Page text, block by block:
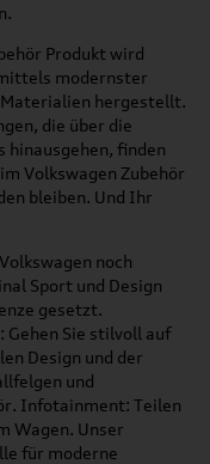
Produkt wird
modernster
hergestellt.
die über die
hinausgehen, finden
Volkswagen Zubehör
bleiben. Und Ihr
noch
Sport und Design
gesetzt.
Sie stilvoll auf
Design und der
und
Infotainment: Teilen
Wagen. Unser
für moderne